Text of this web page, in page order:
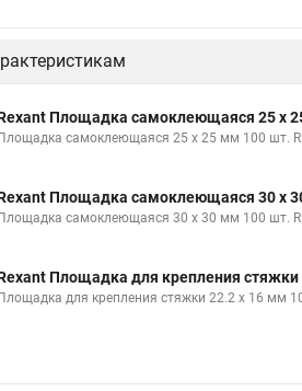
Площадка самоклеющаяся 25 х
Площадка самоклеющаяся 25 х 25 мм 100 шт.
Площадка самоклеющаяся 30 х
Площадка самоклеющаяся 30 х 30 мм 100 шт.
Площадка для крепления
Площадка для крепления стяжки 22.2 х 16 мм